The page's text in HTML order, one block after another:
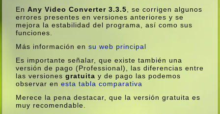
EnAny Video Converter 3.3.5 , se corrigen algunos
errores presentes en versiones anteriores y se
mejora la estabilidad del programa, así­ como sus
funciones.
Más información ensu web principal
Es importante señalar, que existe también una
versión de pago (Professional), las diferencias entre
las versionesgratuita y de pago las podemos
observar enesta tabla comparativa
Merece la pena destacar, que la versión gratuita es
muy recomendable.